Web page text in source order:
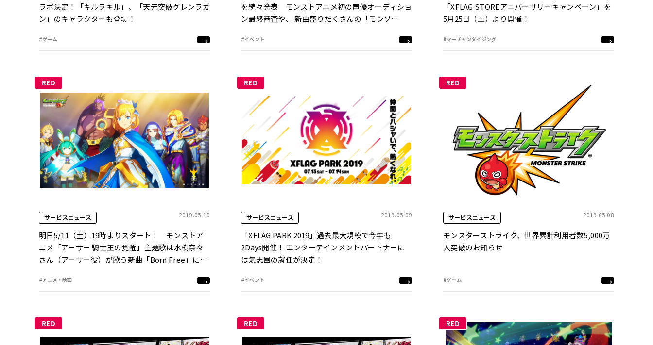
ラボ決定！「キルラキル」、「天元突破グレンラガ
ン」のキャラクターも登場！
#ゲーム
を続々発表 モンストアニメ初の声優オーディショ
ン最終審査や、 新曲盛りだくさんの「モンソ
#イベント
「XFLAG STOREアニバーサリーキャンペーン」を
5月25日（土）より開催！
#マーチャンダイジング
RED
サービスニュース 2019.05.10
明日5/11（土）19時よりスタート！ モンストア
ニメ「アーサー 騎士王の覚醒」主題歌は水樹奈々
さん（アーサー役）が歌う新曲「Born Free」に決
#アニメ・映画
RED
サービスニュース 2019.05.09
「XFLAG PARK 2019」過去最大規模で今年も
2Days開催！ エンターテインメントパートナーに
は氣志團の就任が決定！
#イベント
RED
サービスニュース 2019.05.08
モンスターストライク、世界累計利用者数5,000万
人突破のお知らせ
#ゲーム
RED RED RED